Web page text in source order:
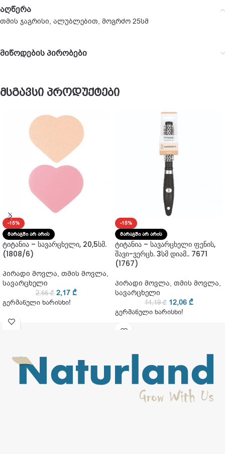
აღწერა
თმის ჯაგრისი, ალუბლებით, მოგრძო 25სმ
მიწოდების პირობები
მსგავსი პროდუქტები
-15%
ᲛᲐᲠᲐᲒᲨᲘ ᲐᲠ ᲐᲠᲘᲡ
ტიტანია – სავარცხელი, 20,5სმ.
(1808/6)
პირადი მოვლა, თმის მოვლა,
სავარცხელი
2,55₾ 2,17 ₾
გერმანული ხარისხი!
-15%
ᲛᲐᲠᲐᲒᲨᲘ ᲐᲠ ᲐᲠᲘᲡ
ტიტანია – სავარცხელი ფენის,
შავი-ვერცხ. 3სმ დიამ.. 7671
(1767)
პირადი მოვლა, თმის მოვლა,
სავარცხელი
14,19₾ 12,06 ₾
გერმანული ხარისხი!